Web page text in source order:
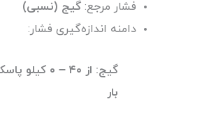
فشار مرجع: گیج (نسبی)
دامنه اندازه‌گیری فشار:
بار